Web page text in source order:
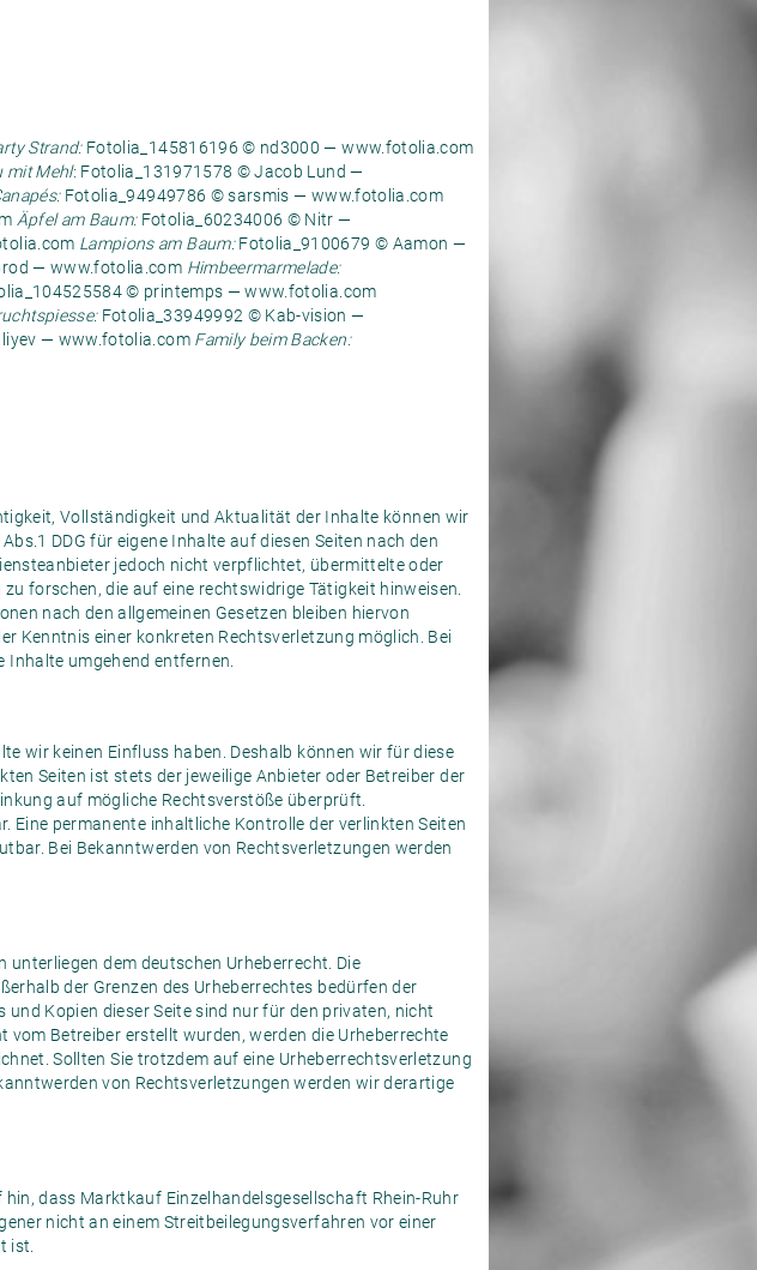
Strand:Fotolia_145816196 © nd3000 — www.fotolia.com
mit Mehl: Fotolia_131971578 © Jacob Lund —
Fotolia_94949786 © sarsmis — www.fotolia.com
Äpfel am Baum: Fotolia_60234006 © Nitr —
Lampions am Baum:Fotolia_9100679 © Aamon —
— www.fotolia.com Himbeermarmelade:
© printemps — www.fotolia.com
Fotolia_33949992 © Kab-vision —
— www.fotolia.com Family beim Backen:
Vollständigkeit und Aktualität der Inhalte können wir
DDG für eigene Inhalte auf diesen Seiten nach den
jedoch nicht verpflichtet, übermittelte oder
forschen, die auf eine rechtswidrige Tätigkeit hinweisen.
nach den allgemeinen Gesetzen bleiben hiervon
Kenntnis einer konkreten Rechtsverletzung möglich. Bei
umgehend entfernen.
wir keinen Einfluss haben. Deshalb können wir für diese
Seiten ist stets der jeweilige Anbieter oder Betreiber der
auf mögliche Rechtsverstöße überprüft.
permanente inhaltliche Kontrolle der verlinkten Seiten
Bei Bekanntwerden von Rechtsverletzungen werden
unterliegen dem deutschen Urheberrecht. Die
der Grenzen des Urheberrechtes bedürfen der
Kopien dieser Seite sind nur für den privaten, nicht
Betreiber erstellt wurden, werden die Urheberrechte
Sollten Sie trotzdem auf eine Urheberrechtsverletzung
von Rechtsverletzungen werden wir derartige
dass Marktkauf Einzelhandelsgesellschaft Rhein-Ruhr
nicht an einem Streitbeilegungsverfahren vor einer
ist.